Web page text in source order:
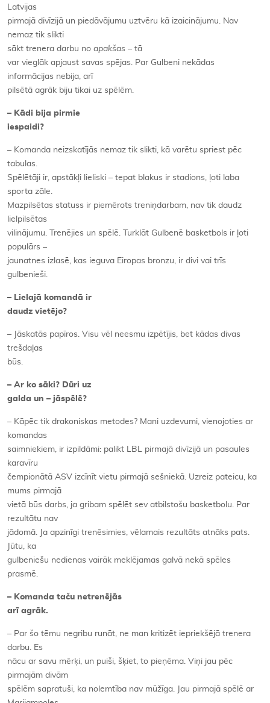
Latvijas
pirmajā divīzijā un piedāvājumu uztvēru kā izaicinājumu. Nav
nemaz tik slikti
sākt trenera darbu no apakšas – tā
var vieglāk apjaust savas spējas. Par Gulbeni nekādas
informācijas nebija, arī
pilsētā agrāk biju tikai uz spēlēm.
– Kādi bija pirmie
iespaidi?
– Komanda neizskatījās nemaz tik slikti, kā varētu spriest pēc
tabulas.
Spēlētāji ir, apstākļi lieliski – tepat blakus ir stadions, ļoti laba
sporta zāle.
Mazpilsētas statuss ir piemērots treniņdarbam, nav tik daudz
lielpilsētas
vilinājumu. Trenējies un spēlē. Turklāt Gulbenē basketbols ir ļoti
populārs –
jaunatnes izlasē, kas ieguva Eiropas bronzu, ir divi vai trīs
gulbenieši.
– Lielajā komandā ir
daudz vietējo?
– Jāskatās papīros. Visu vēl neesmu izpētījis, bet kādas divas
trešdaļas
būs.
– Ar ko sāki? Dūri uz
galda un – jāspēlē?
– Kāpēc tik drakoniskas metodes? Mani uzdevumi, vienojoties ar
komandas
saimniekiem, ir izpildāmi: palikt LBL pirmajā divīzijā un pasaules
karavīru
čempionātā ASV izcīnīt vietu pirmajā sešniekā. Uzreiz pateicu, ka
mums pirmajā
vietā būs darbs, ja gribam spēlēt sev atbilstošu basketbolu. Par
rezultātu nav
jādomā. Ja apzinīgi trenēsimies, vēlamais rezultāts atnāks pats.
Jūtu, ka
gulbeniešu nedienas vairāk meklējamas galvā nekā spēles
prasmē.
– Komanda taču netrenējās
arī agrāk.
– Par šo tēmu negribu runāt, ne man kritizēt iepriekšējā trenera
darbu. Es
nācu ar savu mērķi, un puiši, šķiet, to pieņēma. Viņi jau pēc
pirmajām divām
spēlēm sapratuši, ka nolemtība nav mūžīga. Jau pirmajā spēlē ar